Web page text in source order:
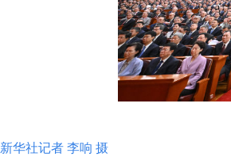
新华社记者 李响 摄